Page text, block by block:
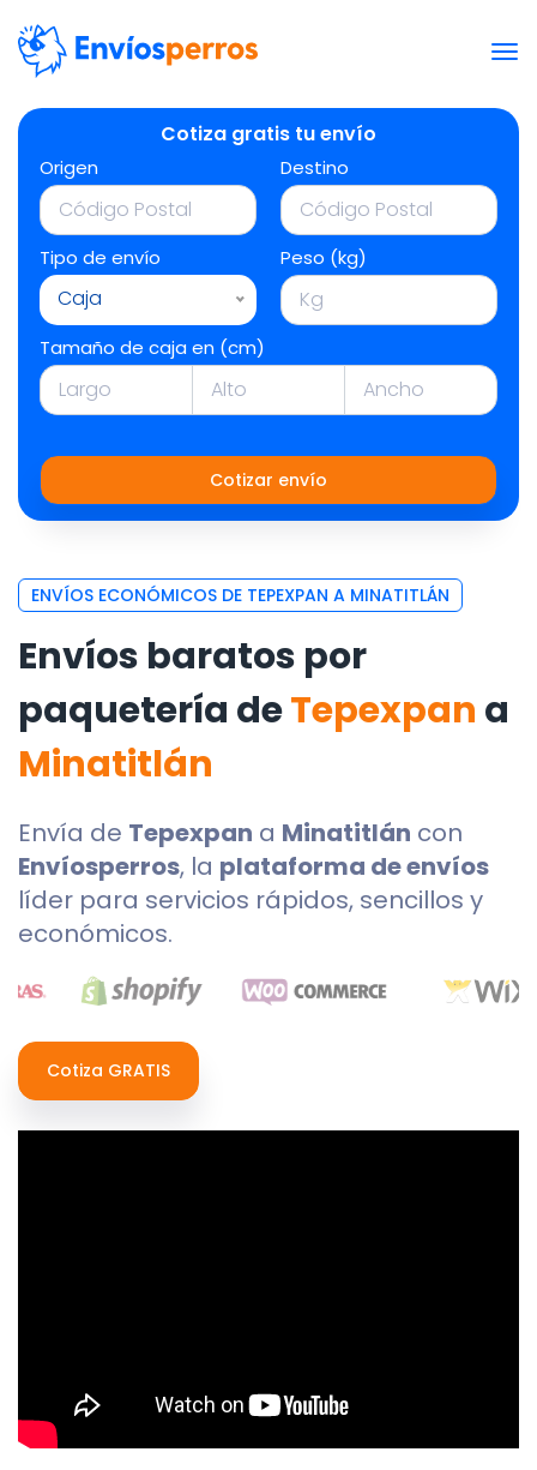
Cotiza gratis tu envío
Origen Destino
Tipo de envío
Caja
Peso (kg)
Tamaño de caja en (cm)
Cotizar envío
ENVÍOS ECONÓMICOS DE TEPEXPAN A MINATITLÁN
Envíos baratos por
paquetería deTepexpan a
Minatitlán
Envía de Tepexpan a Minatitlán con
Envíosperros, la plataforma de envíos
líder para servicios rápidos, sencillos y
económicos.
Cotiza GRATIS